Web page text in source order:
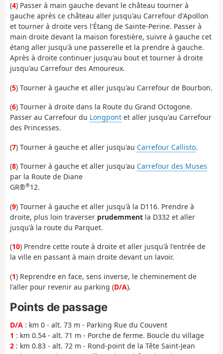
(4) Passer à main gauche devant le château tourner à
gauche après ce château aller jusqu'au Carrefour d'Apollon
et tourner à droite vers l'Étang de Sainte-Perine. Passer à
main droite devant la maison forestière, suivre à gauche cet
étang aller jusqu'à une passerelle et la prendre à gauche.
Après à droite continuer jusqu'au bout et tourner à droite
jusqu'au Carrefour des Amoureux.
(5) Tourner à gauche et aller jusqu'au Carrefour de Bourbon.
(6) Tourner à droite dans la Route du Grand Octogone.
Passer au Carrefour du Longpont et aller jusqu'au Carrefour
des Princesses.
(7) Tourner à gauche et aller jusqu'au Carrefour Callisto.
(8) Tourner à gauche et aller jusqu'au Carrefour des Muses
par la Route de Diane
GR®®12.
(9) Tourner à gauche et aller jusqu'à la D116. Prendre à
droite, plus loin traverser prudemment la D332 et aller
jusqu'à la route du Parquet.
(10) Prendre cette route à droite et aller jusqu'à l'entrée de
la ville en passant à main droite devant un lavoir.
(1) Reprendre en face, sens inverse, le cheminement de
l'aller pour revenir au parking (D/A).
Points de passage
D/A : km 0 - alt. 73 m - Parking Rue du Couvent
1 : km 0.54 - alt. 71 m - Porche de ferme. Boucle du village
2 : km 0.83 - alt. 72 m - Rond-point de la Tête Saint-Jean